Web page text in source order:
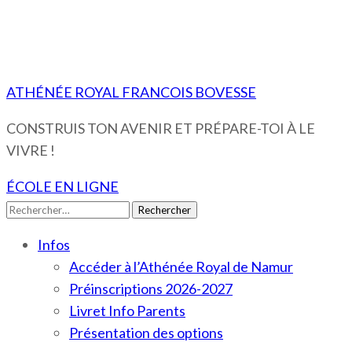
ATHÉNÉE ROYAL FRANCOIS BOVESSE
CONSTRUIS TON AVENIR ET PRÉPARE-TOI À LE
VIVRE !
ÉCOLE EN LIGNE
Rechercher :
Infos
Accéder à l’Athénée Royal de Namur
Préinscriptions 2026-2027
Livret Info Parents
Présentation des options